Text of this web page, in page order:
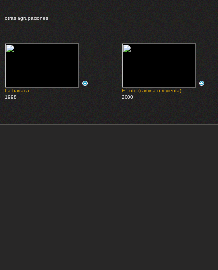
otras agrupaciones
La barraca
1998
E´Lute (camina o revienta)
2000